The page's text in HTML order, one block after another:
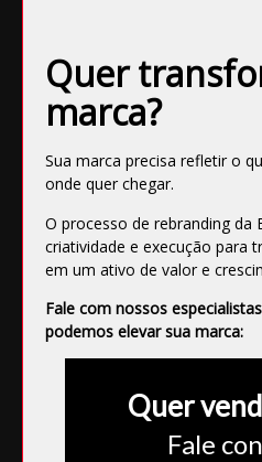
Quer
marca?
Sua marca precisa refletir o
onde quer chegar.
O processo de rebranding da
criatividade e execução para
em um ativo de valor e
Fale com nossos
podemos elevar sua marca:
Quer
Fale